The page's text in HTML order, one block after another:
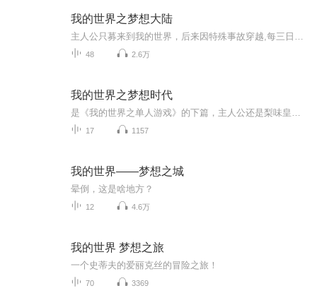
我的世界之梦想大陆
48 2.6万
我的世界之梦想时代
17 1157
我的世界——梦想之城
晕倒，这是啥地方？
12 4.6万
我的世界 梦想之旅
一个史蒂夫的爱丽克丝的冒险之旅！
70 3369